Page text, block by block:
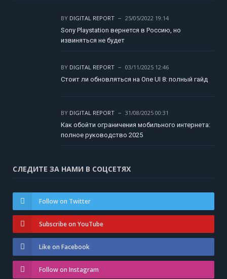
BY DIGITAL REPORT
25/05/2022 19:14
Sony Playstation вернется в Россию, но
извиняться не будет
BY DIGITAL REPORT
03/11/2025 12:46
Стоит ли обновляться на One UI 8: полный гайд
BY DIGITAL REPORT
31/08/2025 00:31
Как обойти ограничения мобильного интернета:
полное руководство 2025
СЛЕДИТЕ ЗА НАМИ В СОЦСЕТЯХ
Follow on Twitter
Subscribe on YouTube
Like on Facebook
Follow on Instagram